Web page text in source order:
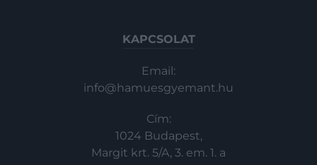
KAPCSOLAT
Email:
info@hamuesgyemant.hu
Cím:
1024 Budapest,
Margit krt. 5/A, 3. em. 1. a